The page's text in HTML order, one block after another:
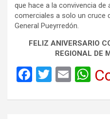
que hace a la convivencia de
comerciales a solo un cruce
General Pueyrredón.
FELIZ ANIVERSARIO
REGIONAL DE
F
ce
T
tt
E
ail
W
at